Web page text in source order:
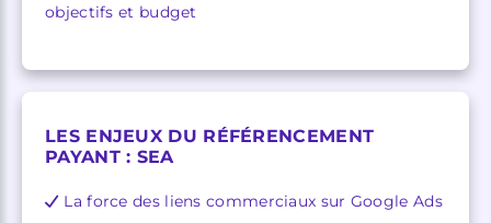
objectifs et budget
LES ENJEUX DU RÉFÉRENCEMENT
PAYANT : SEA
La force des liens commerciaux sur Google Ads